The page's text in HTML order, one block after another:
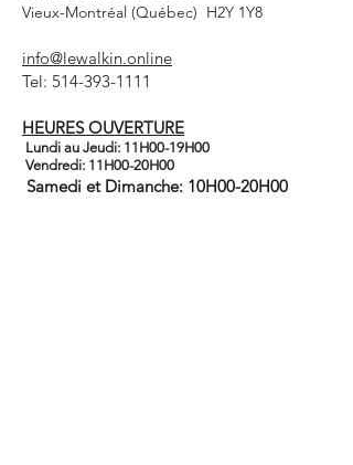
Vieux-Montréal (Québec) H2Y 1Y8
info@lewalkin.online
Tel: 514-393-1111
HEURES OUVERTURE
Lundi au Jeudi: 11H00-19H00
Vendredi: 11H00-20H00
Samedi et Dimanche: 10H00-20H00